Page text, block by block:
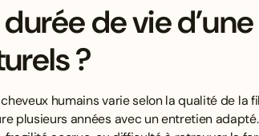
de vie
?
humains varie selon la qualité de la
plusieurs années avec un entretien